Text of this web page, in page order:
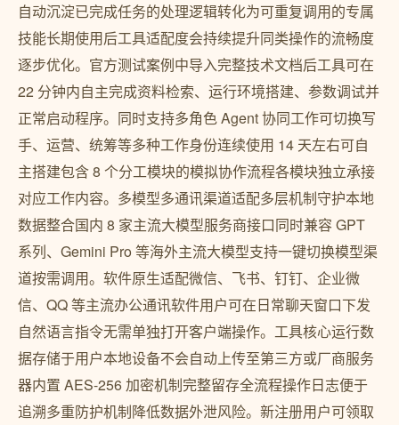
自动沉淀已完成任务的处理逻辑转化为可重复调用的专属
技能长期使用后工具适配度会持续提升同类操作的流畅度
逐步优化。官方测试案例中导入完整技术文档后工具可在
22 分钟内自主完成资料检索、运行环境搭建、参数调试并
正常启动程序。同时支持多角色 Agent 协同工作可切换写
手、运营、统筹等多种工作身份连续使用 14 天左右可自
主搭建包含 8 个分工模块的模拟协作流程各模块独立承接
对应工作内容。多模型多通讯渠道适配多层机制守护本地
数据整合国内 8 家主流大模型服务商接口同时兼容 GPT
系列、Gemini Pro 等海外主流大模型支持一键切换模型渠
道按需调用。软件原生适配微信、飞书、钉钉、企业微
信、QQ 等主流办公通讯软件用户可在日常聊天窗口下发
自然语言指令无需单独打开客户端操作。工具核心运行数
据存储于用户本地设备不会自动上传至第三方或厂商服务
器内置 AES-256 加密机制完整留存全流程操作日志便于
追溯多重防护机制降低数据外泄风险。新注册用户可领取